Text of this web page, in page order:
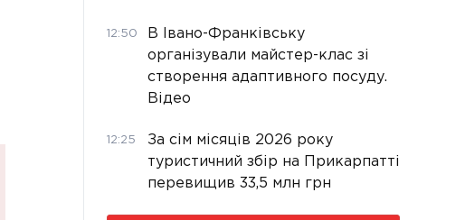
12:50
В Івано-Франківську
організували майстер-клас зі
створення адаптивного посуду.
Відео
12:25
За сім місяців 2026 року
туристичний збір на Прикарпатті
перевищив 33,5 млн грн